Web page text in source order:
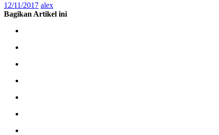
12/11/2017 alex
Bagikan Artikel ini